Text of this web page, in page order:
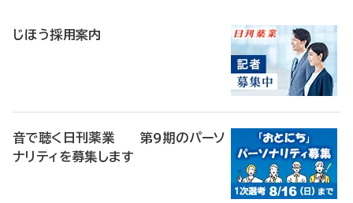
じほう採用案内
音で聴く日刊薬業 第9期のパーソ
ナリティを募集します